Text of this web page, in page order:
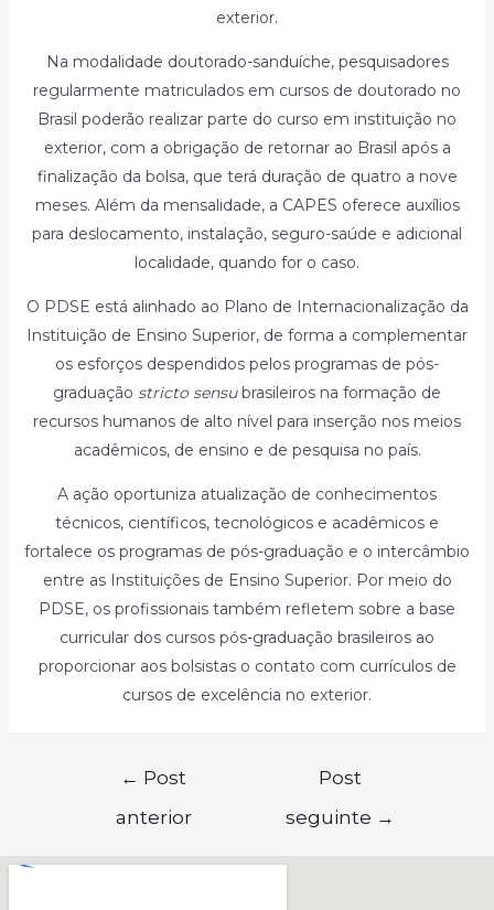
exterior.
Na modalidade doutorado-sanduíche, pesquisadores
regularmente matriculados em cursos de doutorado no
Brasil poderão realizar parte do curso em instituição no
exterior, com a obrigação de retornar ao Brasil após a
finalização da bolsa, que terá duração de quatro a nove
meses. Além da mensalidade, a CAPES oferece auxílios
para deslocamento, instalação, seguro-saúde e adicional
localidade, quando for o caso.
O PDSE está alinhado ao Plano de Internacionalização da
Instituição de Ensino Superior, de forma a complementar
os esforços despendidos pelos programas de pós-
graduação stricto sensubrasileiros na formação de
recursos humanos de alto nível para inserção nos meios
acadêmicos, de ensino e de pesquisa no país.
A ação oportuniza atualização de conhecimentos
técnicos, científicos, tecnológicos e acadêmicos e
fortalece os programas de pós-graduação e o intercâmbio
entre as Instituições de Ensino Superior. Por meio do
PDSE, os profissionais também refletem sobre a base
curricular dos cursos pós-graduação brasileiros ao
proporcionar aos bolsistas o contato com currículos de
cursos de excelência no exterior.
← Post
anterior
Post
seguinte →